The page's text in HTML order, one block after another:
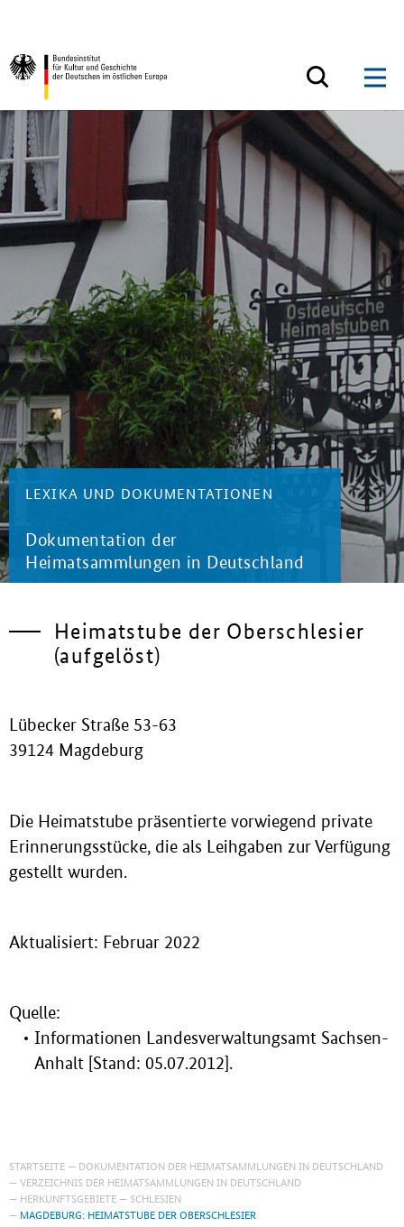
Zurück zur Startseite
LEXIKA UND DOKUMENTATIONEN
Dokumentation der
Heimatsammlungen in Deutschland
Heimatstube der Oberschlesier
(aufgelöst)
Lübecker Straße 53-63
39124 Magdeburg
Die Heimatstube präsentierte vorwiegend private
Erinnerungsstücke, die als Leihgaben zur Verfügung
gestellt wurden.
Aktualisiert: Februar 2022
Quelle:
Informationen Landesverwaltungsamt Sachsen-
Anhalt [Stand: 05.07.2012].
STARTSEITE
DOKUMENTATION DER HEIMATSAMMLUNGEN IN DEUTSCHLAND
VERZEICHNIS DER HEIMATSAMMLUNGEN IN DEUTSCHLAND
HERKUNFTSGEBIETE
SCHLESIEN
MAGDEBURG: HEIMATSTUBE DER OBERSCHLESIER